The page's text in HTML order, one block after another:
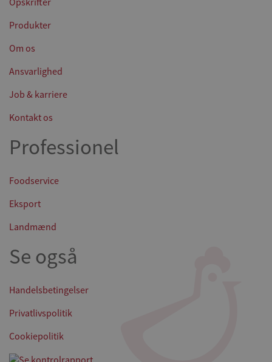
Produkter
Om os
Ansvarlighed
Job & karriere
Kontakt os
Professionel
Foodservice
Eksport
Landmænd
Se også
Handelsbetingelser
Privatlivspolitik
Cookiepolitik